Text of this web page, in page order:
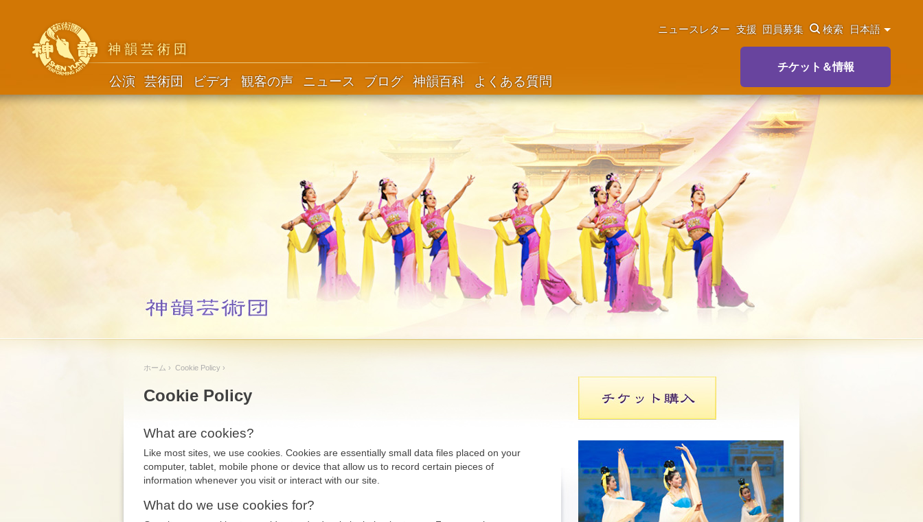
神韻芸術団
公演 芸術団 ビデオ 観客の声 ニュース ブログ 神韻百科 よくある質問
ニュースレター 支援 団員募集 検索 日本語
チケット＆情報
ホーム › Cookie Policy ›
Cookie Policy
What are cookies?
Like most sites, we use cookies. Cookies are essentially small data files placed on your
computer, tablet, mobile phone or device that allow us to record certain pieces of
information whenever you visit or interact with our site.
What do we use cookies for?